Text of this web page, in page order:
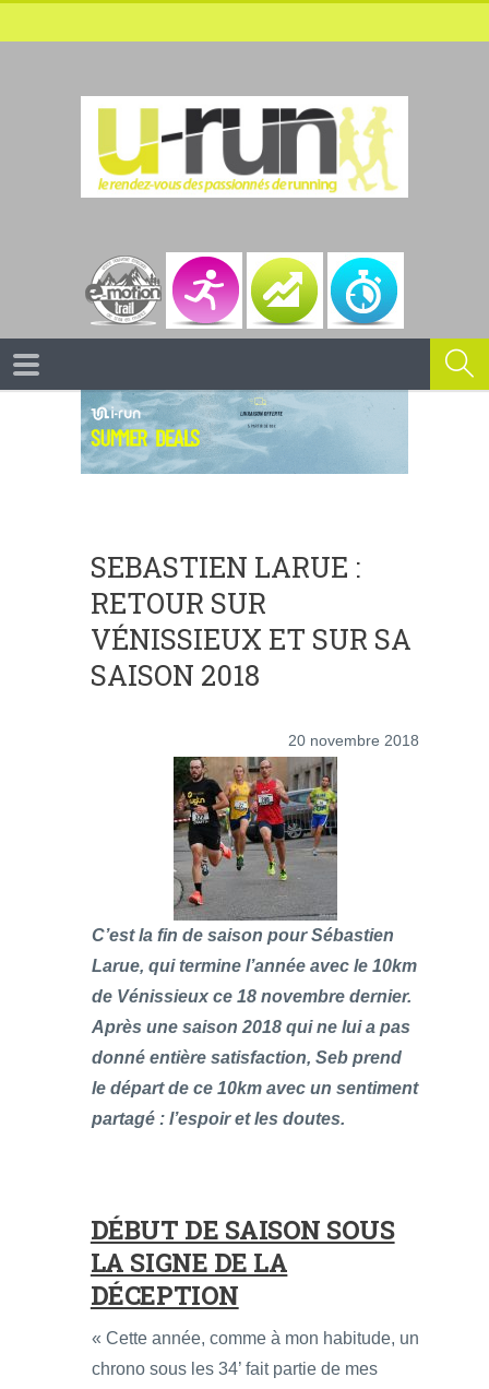
SEBASTIEN LARUE :
RETOUR SUR
VÉNISSIEUX ET SUR SA
SAISON 2018
20 novembre 2018
C’est la fin de saison pour Sébastien
Larue, qui termine l’année avec le 10km
de Vénissieux ce 18 novembre dernier.
Après une saison 2018 qui ne lui a pas
donné entière satisfaction, Seb prend
le départ de ce 10km avec un sentiment
partagé : l’espoir et les doutes.
DÉBUT DE SAISON SOUS
LA SIGNE DE LA
DÉCEPTION
« Cette année, comme à mon habitude, un
chrono sous les 34’ fait partie de mes